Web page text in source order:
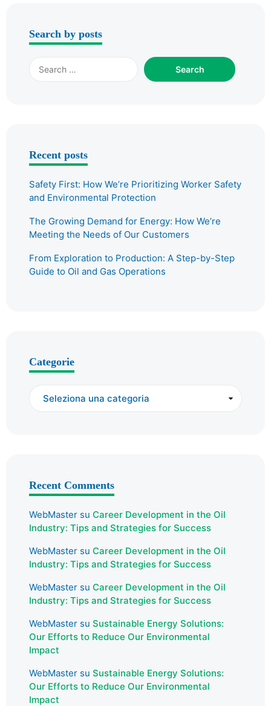
Search by posts
Recent posts
Safety First: How We’re Prioritizing Worker Safety
and Environmental Protection
The Growing Demand for Energy: How We’re
Meeting the Needs of Our Customers
From Exploration to Production: A Step-by-Step
Guide to Oil and Gas Operations
Categorie
Recent Comments
WebMaster su Career Development in the Oil
Industry: Tips and Strategies for Success
WebMaster su Career Development in the Oil
Industry: Tips and Strategies for Success
WebMaster su Career Development in the Oil
Industry: Tips and Strategies for Success
WebMaster su Sustainable Energy Solutions:
Our Efforts to Reduce Our Environmental
Impact
WebMaster su Sustainable Energy Solutions:
Our Efforts to Reduce Our Environmental
Impact